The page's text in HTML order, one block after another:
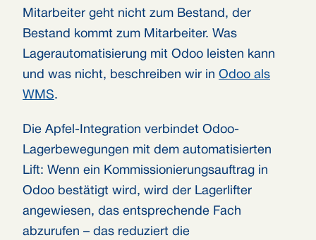
Mitarbeiter geht nicht zum Bestand, der
Bestand kommt zum Mitarbeiter. Was
Lagerautomatisierung mit Odoo leisten kann
und was nicht, beschreiben wir in Odoo als
WMS.
Die Apfel-Integration verbindet Odoo-
Lagerbewegungen mit dem automatisierten
Lift: Wenn ein Kommissionierungsauftrag in
Odoo bestätigt wird, wird der Lagerlifter
angewiesen, das entsprechende Fach
abzurufen – das reduziert die